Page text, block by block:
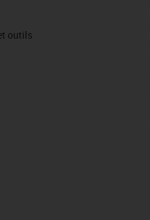
outils